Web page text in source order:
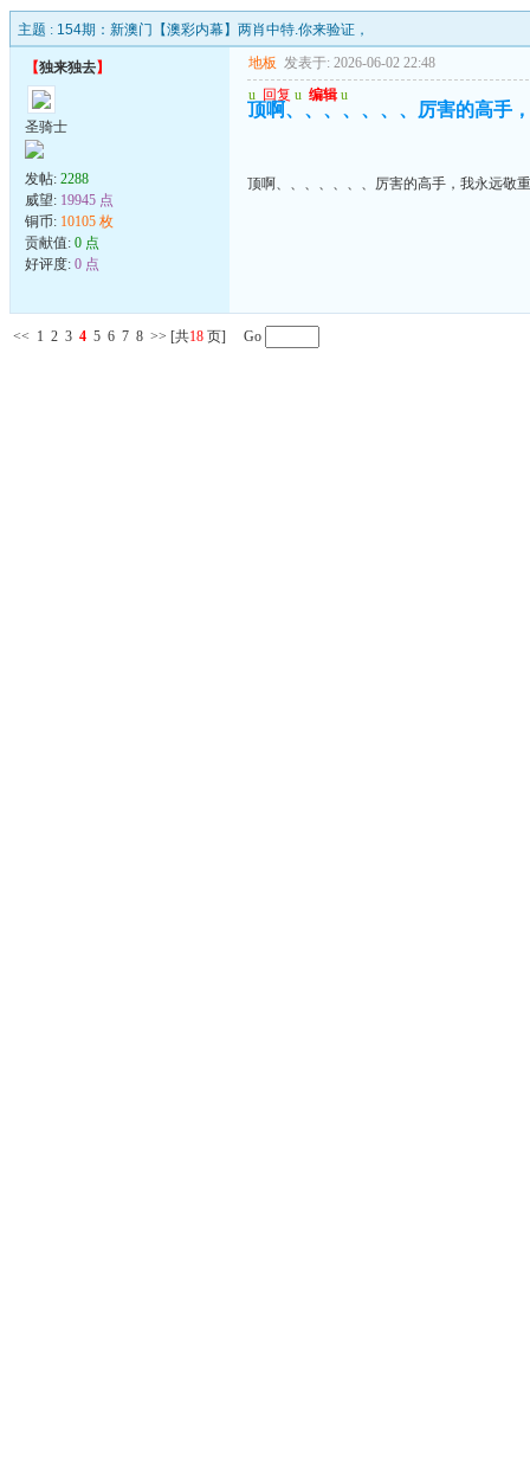
主题 : 154期：新澳门【澳彩内幕】两肖中特.你来验证，
【独来独去】
圣骑士
发帖: 2288
威望: 19945 点
铜币: 10105 枚
贡献值: 0 点
好评度: 0 点
地板 发表于: 2026-06-02 22:48
u 回复 u 编辑 u
顶啊、、、、、、、厉害的高手
顶啊、、、、、、、厉害的高手，我永远敬
<< 1 2 3 4 5 6 7 8 >> [共18 页] Go